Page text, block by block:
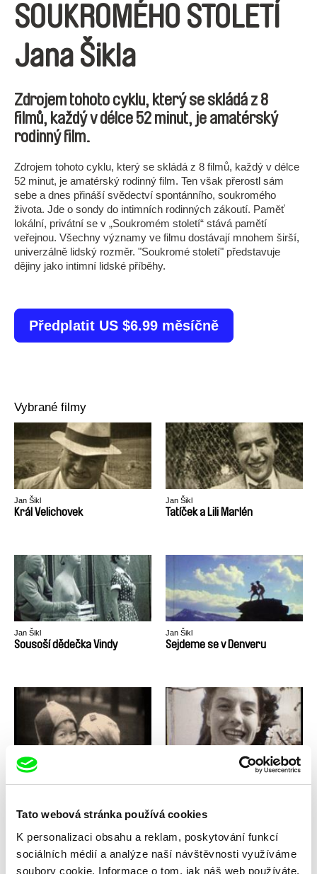
Tato webová stránka používá cookies
K personalizaci obsahu a reklam, poskytování funkcí
sociálních médií a analýze naší návštěvnosti využíváme
soubory cookie. Informace o tom, jak náš web používáte,
SOUKROMÉHO STOLETÍ
Jana Šikla
Zdrojem tohoto cyklu, který se skládá z 8
filmů, každý v délce 52 minut, je amatérský
rodinný film.
Zdrojem tohoto cyklu, který se skládá z 8 filmů, každý v délce
52 minut, je amatérský rodinný film. Ten však přerostl sám
sebe a dnes přináší svědectví spontánního, soukromého
života. Jde o sondy do intimních rodinných zákoutí. Paměť
lokální, privátní se v „Soukromém století“ stává pamětí
veřejnou. Všechny významy ve filmu dostávají mnohem širší,
univerzálně lidský rozměr. "Soukromé století" představuje
dějiny jako intimní lidské příběhy.
Předplatit US $6.99 měsíčně
Vybrané filmy
Jan Šikl
Král Velichovek
Jan Šikl
Tatíček a Lili Marlén
Jan Šikl
Sousoší dědečka Vindy
Jan Šikl
Sejdeme se v Denveru
Jan Šikl
Mávnutí motýlích křídel